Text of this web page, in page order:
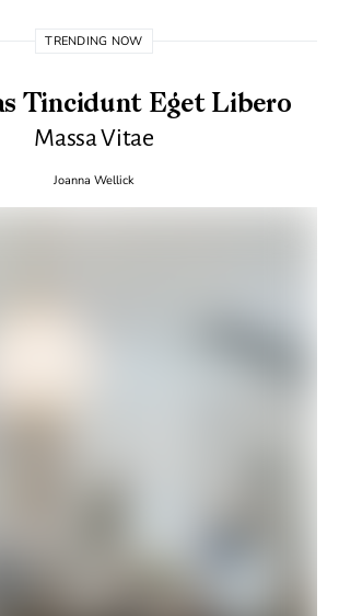
TRENDING NOW
Tincidunt Eget Libero
Massa Vitae
Joanna Wellick